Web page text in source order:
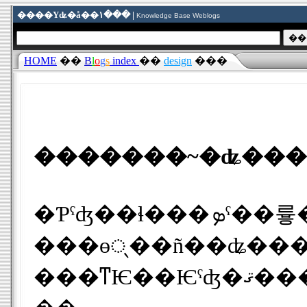
����Υʥ�å��١��� | Knowledge Base Weblogs
HOME �� Blogs index �� design ���
�Ƥˤʤ��ɬ���ܤˤ��륳�󥻥�ȼ�������˰���Τ��ʤ�����ץ뤵